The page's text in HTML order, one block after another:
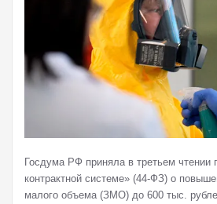
Госдума РФ приняла в третьем чтении
контрактной системе» (44-ФЗ) о
малого объема (ЗМО) до 600 тыс.